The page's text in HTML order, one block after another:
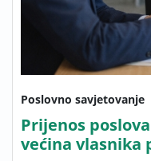
Poslovno savjetovanje
Prijenos
većina vlasnika